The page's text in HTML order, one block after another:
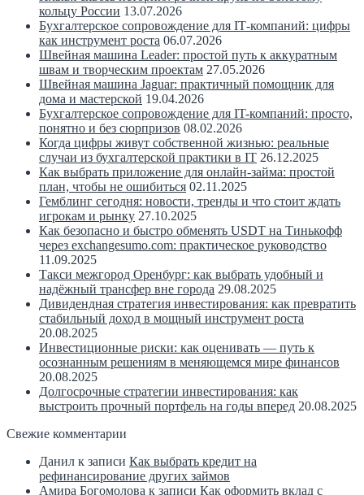
кольцу России 13.07.2026
Бухгалтерское сопровождение для IT‑компаний: цифры
как инструмент роста 06.07.2026
Швейная машина Leader: простой путь к аккуратным
швам и творческим проектам 27.05.2026
Швейная машина Jaguar: практичный помощник для
дома и мастерской 19.04.2026
Бухгалтерское сопровождение для IT-компаний: просто,
понятно и без сюрпризов 08.02.2026
Когда цифры живут собственной жизнью: реальные
случаи из бухгалтерской практики в IT 26.12.2025
Как выбрать приложение для онлайн-займа: простой
план, чтобы не ошибиться 02.11.2025
Гемблинг сегодня: новости, тренды и что стоит ждать
игрокам и рынку 27.10.2025
Как безопасно и быстро обменять USDT на Тинькофф
через exchangesumo.com: практическое руководство
11.09.2025
Такси межгород Оренбург: как выбрать удобный и
надёжный трансфер вне города 29.08.2025
Дивидендная стратегия инвестирования: как превратить
стабильный доход в мощный инструмент роста
20.08.2025
Инвестиционные риски: как оценивать — путь к
осознанным решениям в меняющемся мире финансов
20.08.2025
Долгосрочные стратегии инвестирования: как
выстроить прочный портфель на годы вперед 20.08.2025
Свежие комментарии
Данил к записи Как выбрать кредит на
рефинансирование других займов
Амира Богомолова к записи Как оформить вклад с